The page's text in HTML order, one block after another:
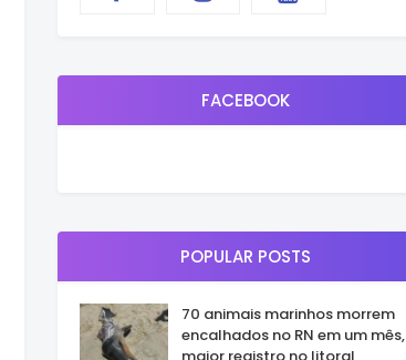
FACEBOOK
POPULAR POSTS
70 animais marinhos morrem
encalhados no RN em um mês,